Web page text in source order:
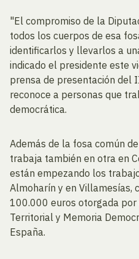
"El compromiso de la
todos los cuerpos de esa
identificarlos y llevarlos a
indicado el presidente este
prensa de presentación del
reconoce a personas que
democrática.
Además de la fosa común
trabaja también en otra en
están empezando los
Almoharín y en Villamesías,
100.000 euros otorgada
Territorial y Memoria
España.